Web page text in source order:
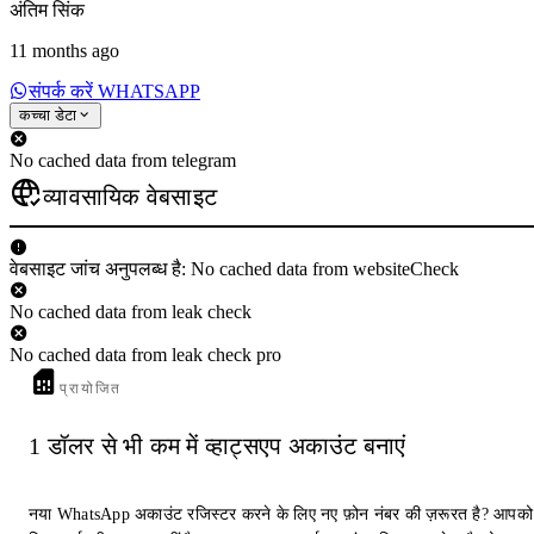
अंतिम सिंक
11 months ago
संपर्क करें WHATSAPP
कच्चा डेटा
No cached data from telegram
व्यावसायिक वेबसाइट
वेबसाइट जांच अनुपलब्ध है: No cached data from websiteCheck
No cached data from leak check
No cached data from leak check pro
प्रायोजित
1 डॉलर से भी कम में व्हाट्सएप अकाउंट बनाएं
नया WhatsApp अकाउंट रजिस्टर करने के लिए नए फ़ोन नंबर की ज़रूरत है? आपको